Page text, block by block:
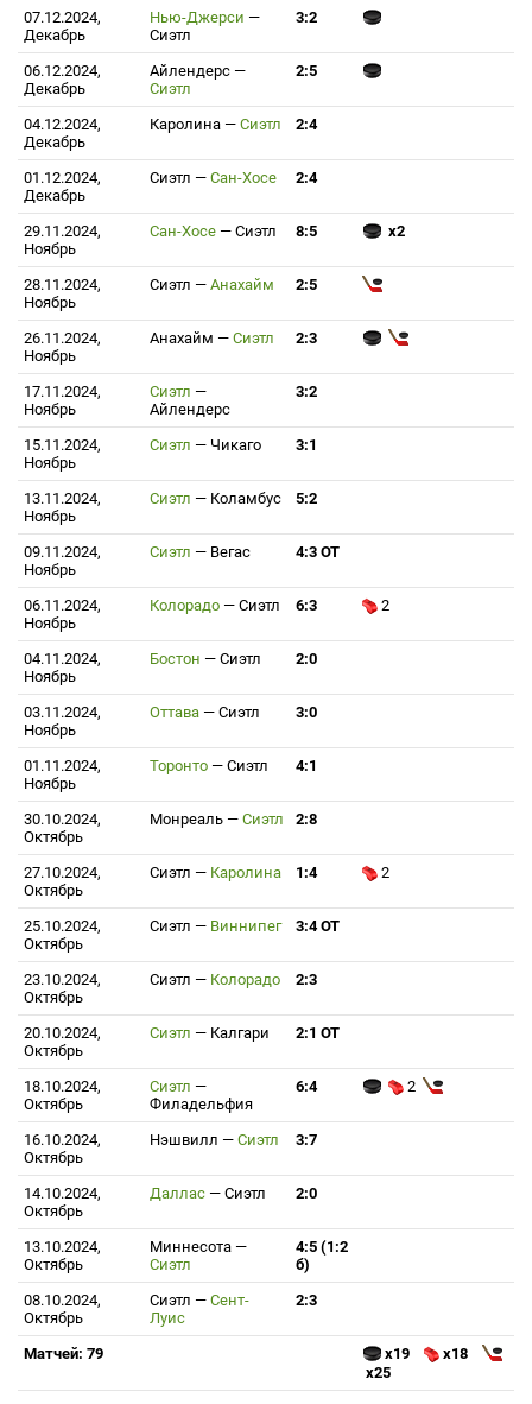
07.12.2024,
Декабрь
Нью-Джерси —
Сиэтл
3:2
06.12.2024,
Декабрь
Айлендерс —
Сиэтл
2:5
04.12.2024,
Декабрь
Каролина — Сиэтл 2:4
01.12.2024,
Декабрь
Сиэтл — Сан-Хосе 2:4
29.11.2024,
Ноябрь
Сан-Хосе — Сиэтл 8:5 x2
28.11.2024,
Ноябрь
Сиэтл — Анахайм 2:5
26.11.2024,
Ноябрь
Анахайм — Сиэтл 2:3
17.11.2024,
Ноябрь
Сиэтл —
Айлендерс
3:2
15.11.2024,
Ноябрь
Сиэтл — Чикаго 3:1
13.11.2024,
Ноябрь
Сиэтл — Коламбус 5:2
09.11.2024,
Ноябрь
Сиэтл — Вегас 4:3 ОТ
06.11.2024,
Ноябрь
Колорадо — Сиэтл 6:3 2
04.11.2024,
Ноябрь
Бостон — Сиэтл 2:0
03.11.2024,
Ноябрь
Оттава — Сиэтл 3:0
01.11.2024,
Ноябрь
Торонто — Сиэтл 4:1
30.10.2024,
Октябрь
Монреаль — Сиэтл 2:8
27.10.2024,
Октябрь
Сиэтл — Каролина 1:4 2
25.10.2024,
Октябрь
Сиэтл — Виннипег 3:4 ОТ
23.10.2024,
Октябрь
Сиэтл — Колорадо 2:3
20.10.2024,
Октябрь
Сиэтл — Калгари 2:1 ОТ
18.10.2024,
Октябрь
Сиэтл —
Филадельфия
6:4 2
16.10.2024,
Октябрь
Нэшвилл — Сиэтл 3:7
14.10.2024,
Октябрь
Даллас — Сиэтл 2:0
13.10.2024,
Октябрь
Миннесота —
Сиэтл
4:5 (1:2
б)
08.10.2024,
Октябрь
Сиэтл — Сент-
Луис
2:3
Матчей: 79 x19
x18
x25